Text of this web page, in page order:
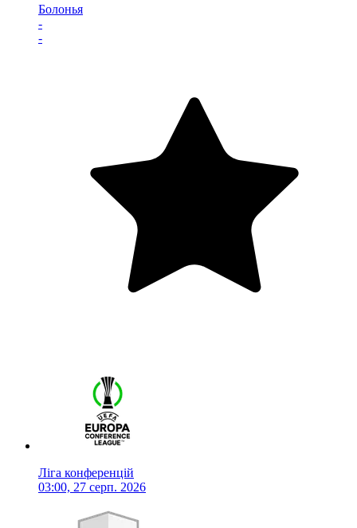
Болонья
-
-
Ліга конференцій
03:00, 27 серп. 2026